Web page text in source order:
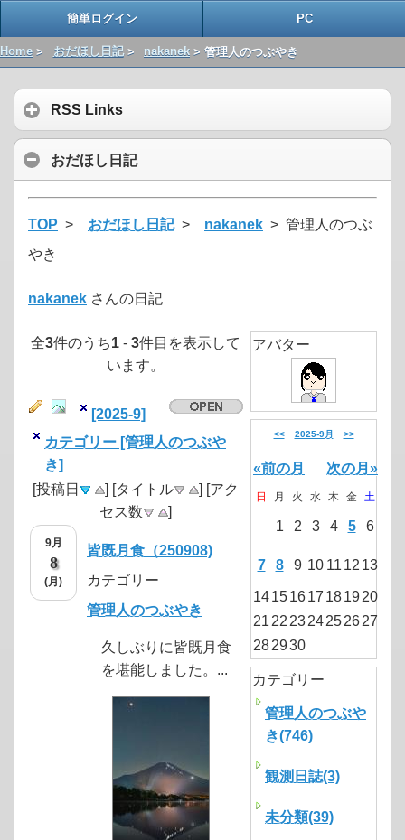
簡単ログイン PC
Home > おだほし日記> nakanek > 管理人のつぶやき
RSS Links
おだほし日記
TOP > おだほし日記> nakanek > 管理人のつぶ
やき
nakanek さんの日記
全3件のうち1 - 3件目を表示して
います。
[2025-9]
カテゴリー [管理人のつぶや
き]
[投稿日
] [タイトル
] [アク
セス数
]
9月
8
(月)
皆既月食（250908)
カテゴリー
管理人のつぶやき
久しぶりに皆既月食
を堪能しました。...
アバター
<< 2025-9月 >>
«前の月 次の月»
日 月 火 水 木 金 土
1 2 3 4 5 6
7 8 9 10 11 12 13
14151617 181920
21 22 2324252627
282930
カテゴリー
管理人のつぶや
き(746)
観測日誌(3)
未分類(39)